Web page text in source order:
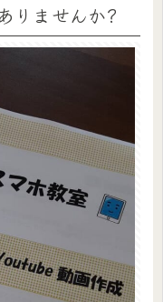
りませんか?